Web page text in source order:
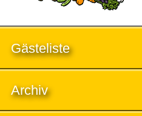
Gästeliste
Archiv